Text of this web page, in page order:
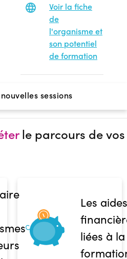
Voir la fiche
de
l'organisme et
son potentiel
de formation
sessions
le parcours de vos
Les aides
liées à la